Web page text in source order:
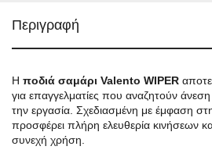
Περιγραφή
Η ποδιά σαμάρι Valento WIPER
για επαγγελματίες που αναζητούν
την εργασία. Σχεδιασμένη με έμφαση στη
προσφέρει πλήρη ελευθερία κινήσεων
συνεχή χρήση.